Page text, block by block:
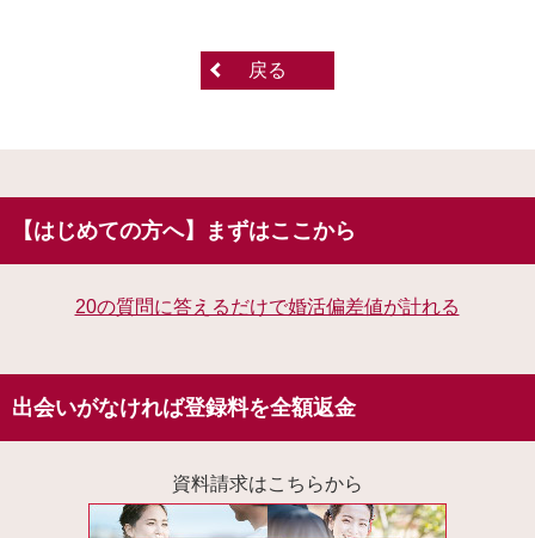
戻る
【はじめての方へ】まずはここから
20の質問に答えるだけで婚活偏差値が計れる
出会いがなければ登録料を全額返金
資料請求はこちらから